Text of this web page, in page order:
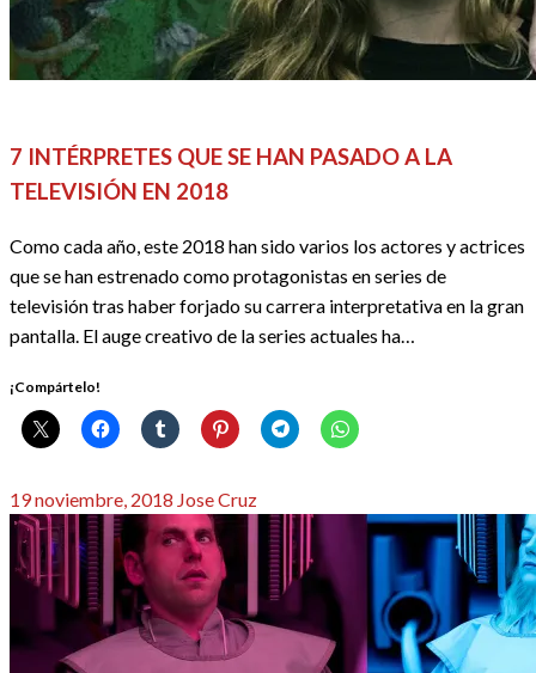
7 INTÉRPRETES QUE SE HAN PASADO A LA
TELEVISIÓN EN 2018
Como cada año, este 2018 han sido varios los actores y actrices
que se han estrenado como protagonistas en series de
televisión tras haber forjado su carrera interpretativa en la gran
pantalla. El auge creativo de la series actuales ha…
¡Compártelo!
Publicado
el
19 noviembre, 2018 Jose Cruz